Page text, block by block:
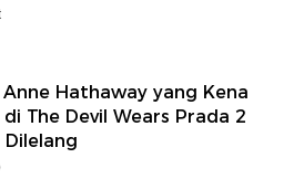
Anne Hathaway yang Kena
di The Devil Wears Prada 2
Dilelang